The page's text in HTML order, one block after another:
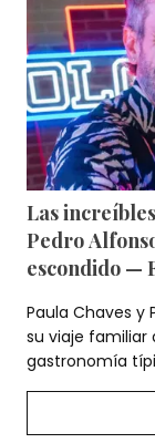
Las
Pedro
escondido —
Paula Chaves y
su viaje familiar
gastronomía